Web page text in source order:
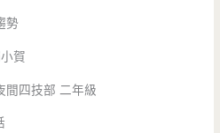
勢
賀
間四技部 二年級